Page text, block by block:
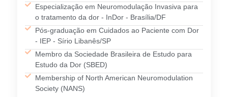
Especialização em Neuromodulação Invasiva para
o tratamento da dor - InDor - Brasília/DF
Pós-graduação em Cuidados ao Paciente com Dor
- IEP - Sírio Libanês/SP
Membro da Sociedade Brasileira de Estudo para
Estudo da Dor (SBED)
Membership of North American Neuromodulation
Society (NANS)